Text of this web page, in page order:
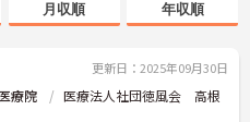
月収順 年収順
更新日：2025年09月30日
療院
医療法人社団徳風会 高根